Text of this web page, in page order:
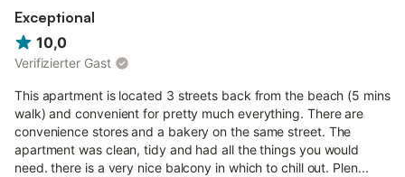
Exceptional
10,0
Verifizierter Gast
This apartment is located 3 streets back from the beach (5 mins
walk) and convenient for pretty much everything. There are
convenience stores and a bakery on the same street. The
apartment was clean, tidy and had all the things you would
need. there is a very nice balcony in which to chill out. Plen...